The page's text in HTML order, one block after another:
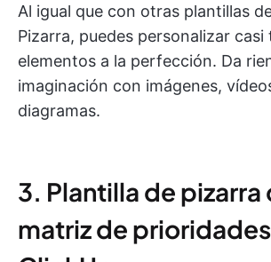
Al igual que con otras plantillas
Pizarra, puedes personalizar casi
elementos a la perfección. Da
imaginación con imágenes,
diagramas.
3. Plantilla de pizarra
matriz de